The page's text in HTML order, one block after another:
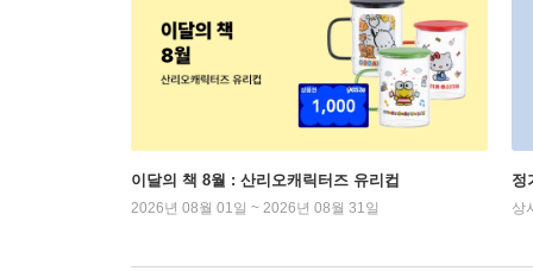
이달의 책 8월 : 산리오캐릭터즈 유리컵
2026년 08월 01일 ~ 2026년 08월 31일
정
상